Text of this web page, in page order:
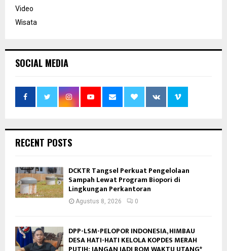
Video
Wisata
SOCIAL MEDIA
RECENT POSTS
DCKTR Tangsel Perkuat Pengelolaan
Sampah Lewat Program Biopori di
Lingkungan Perkantoran
Agustus 8, 2026 0
DPP-LSM-PELOPOR INDONESIA, HIMBAU
DESA HATI-HATI KELOLA KOPDES MERAH